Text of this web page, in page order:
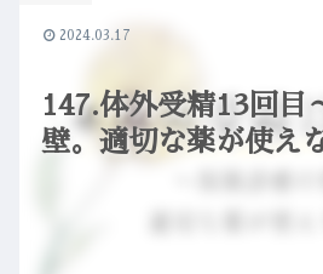
147.体外受精13回目
壁。適切な薬が使え
2024.03.17